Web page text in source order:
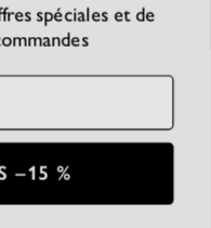
spéciales et de
–15 %